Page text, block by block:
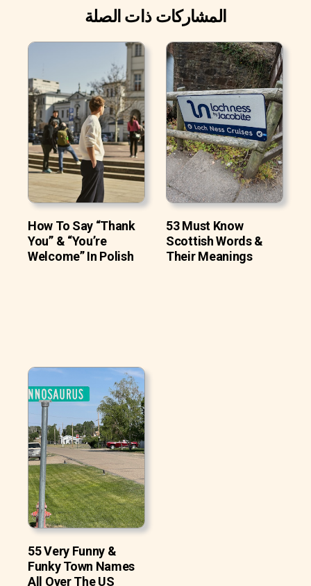
المشاركات ذات الصلة
How To Say “Thank
You” & “You’re
Welcome” In Polish
53 Must Know
Scottish Words &
Their Meanings
55 Very Funny &
Funky Town Names
All Over The US